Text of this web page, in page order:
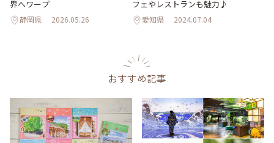
界へワープ
静岡県 2026.05.26
フェやレストランも魅力♪
愛知県 2024.07.04
おすすめ記事